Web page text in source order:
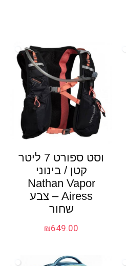
וסט ספורט 7 ליטר
קטן / בינוני
Nathan Vapor
Airess – צבע
שחור
₪649.00